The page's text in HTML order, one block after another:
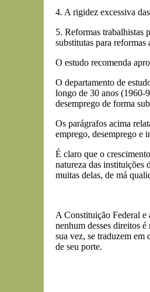
4. A rigidez excessiva
5. Reformas trabalhistas
substitutas para reformas
O estudo recomenda
O departamento de
longo de 30 anos (1960-
desemprego de forma
Os parágrafos acima
emprego, desemprego e
É claro que o
natureza das instituições
muitas delas, de má
A Constituição Federal e
nenhum desses direitos
sua vez, se traduzem em
de seu porte.